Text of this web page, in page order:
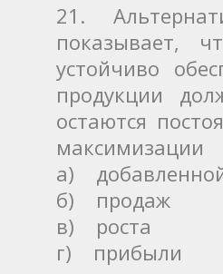
21.
показывает,
устойчиво
продукции
остаются
максимизации
а)
б) продаж
в) роста
г) прибыли